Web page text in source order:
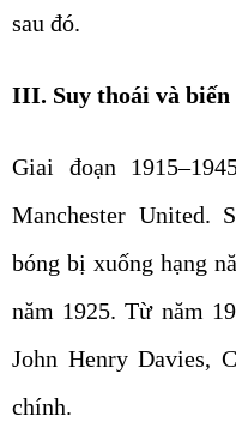
sau đó.
III. Suy thoái và biến
Giai đoạn
Manchester United.
bóng bị xuống hạng
năm 1925. Từ năm
John Henry Davies,
chính.